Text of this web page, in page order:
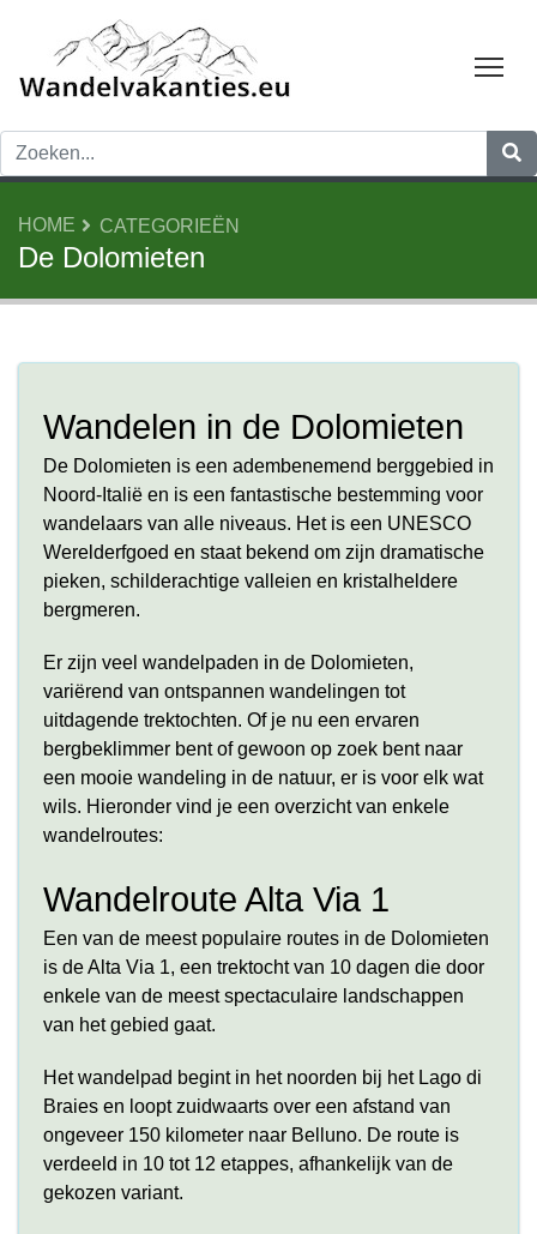
HOME CATEGORIEËN
De Dolomieten
Wandelen in de Dolomieten
De Dolomieten is een adembenemend berggebied in
Noord-Italië en is een fantastische bestemming voor
wandelaars van alle niveaus. Het is een UNESCO
Werelderfgoed en staat bekend om zijn dramatische
pieken, schilderachtige valleien en kristalheldere
bergmeren.
Er zijn veel wandelpaden in de Dolomieten,
variërend van ontspannen wandelingen tot
uitdagende trektochten. Of je nu een ervaren
bergbeklimmer bent of gewoon op zoek bent naar
een mooie wandeling in de natuur, er is voor elk wat
wils. Hieronder vind je een overzicht van enkele
wandelroutes:
Wandelroute Alta Via 1
Een van de meest populaire routes in de Dolomieten
is de Alta Via 1, een trektocht van 10 dagen die door
enkele van de meest spectaculaire landschappen
van het gebied gaat.
Het wandelpad begint in het noorden bij het Lago di
Braies en loopt zuidwaarts over een afstand van
ongeveer 150 kilometer naar Belluno. De route is
verdeeld in 10 tot 12 etappes, afhankelijk van de
gekozen variant.